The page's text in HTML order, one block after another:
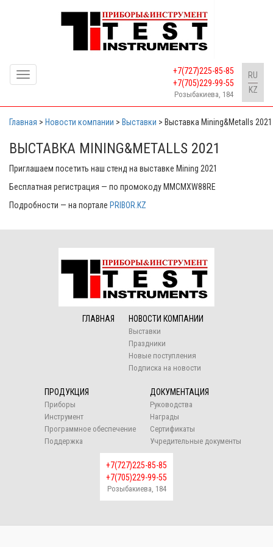
Toggle
+7(727)225-85-85
+7(705)229-99-55
Розыбакиева, 184
RU
KZ
Главная > Новости компании > Выставки > Выставка Mining&Metalls 2021
ВЫСТАВКА MINING&METALLS 2021
Приглашаем посетить наш стенд на выставке Mining 2021
Бесплатная регистрация — по промокоду MMCMXW88RE
Подробности — на портале PRIBOR.KZ
ГЛАВНАЯ НОВОСТИ КОМПАНИИ
Выставки
Праздники
Новые поступления
Подписка на новости
ПРОДУКЦИЯ
Приборы
Инструмент
Программное обеспечение
Поддержка
ДОКУМЕНТАЦИЯ
Руководства
Награды
Сертификаты
Учредительные документы
+7(727)225-85-85
+7(705)229-99-55
Розыбакиева, 184